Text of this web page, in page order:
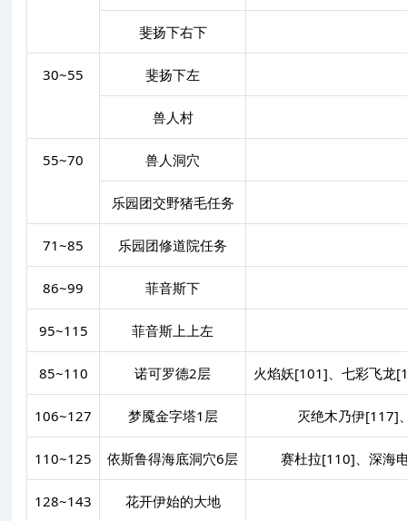
斐扬下右下
30~55 斐扬下左
兽人村
55~70 兽人洞穴
乐园团交野猪毛任务
71~85 乐园团修道院任务
86~99 菲音斯下
95~115 菲音斯上上左
85~110 诺可罗德2层 火焰妖[101]、七彩飞龙
106~127 梦魇金字塔1层 灭绝木乃伊[117]
110~125 依斯鲁得海底洞穴6层 赛杜拉[110]、深海
128~143 花开伊始的大地